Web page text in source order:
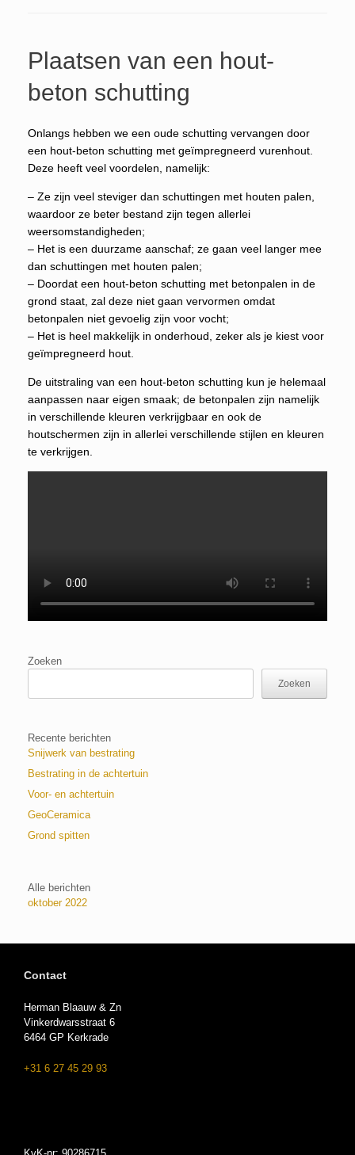
Plaatsen van een hout-
beton schutting
Onlangs hebben we een oude schutting vervangen door
een hout-beton schutting met geïmpregneerd vurenhout.
Deze heeft veel voordelen, namelijk:
– Ze zijn veel steviger dan schuttingen met houten palen,
waardoor ze beter bestand zijn tegen allerlei
weersomstandigheden;
– Het is een duurzame aanschaf; ze gaan veel langer mee
dan schuttingen met houten palen;
– Doordat een hout-beton schutting met betonpalen in de
grond staat, zal deze niet gaan vervormen omdat
betonpalen niet gevoelig zijn voor vocht;
– Het is heel makkelijk in onderhoud, zeker als je kiest voor
geïmpregneerd hout.
De uitstraling van een hout-beton schutting kun je helemaal
aanpassen naar eigen smaak; de betonpalen zijn namelijk
in verschillende kleuren verkrijgbaar en ook de
houtschermen zijn in allerlei verschillende stijlen en kleuren
te verkrijgen.
Zoeken
Zoeken
Recente berichten
Snijwerk van bestrating
Bestrating in de achtertuin
Voor- en achtertuin
GeoCeramica
Grond spitten
Alle berichten
oktober 2022
Contact
Herman Blaauw & Zn
Vinkerdwarsstraat 6
6464 GP Kerkrade
+31 6 27 45 29 93